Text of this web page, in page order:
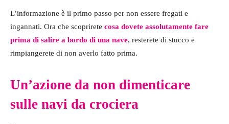
L’informazione è il primo passo per non essere fregati e
ingannati. Ora che scoprirete cosa dovete assolutamente fare
prima di salire a bordo di una nave, resterete di stucco e
rimpiangerete di non averlo fatto prima.
Un’azione da non dimenticare
sulle navi da crociera